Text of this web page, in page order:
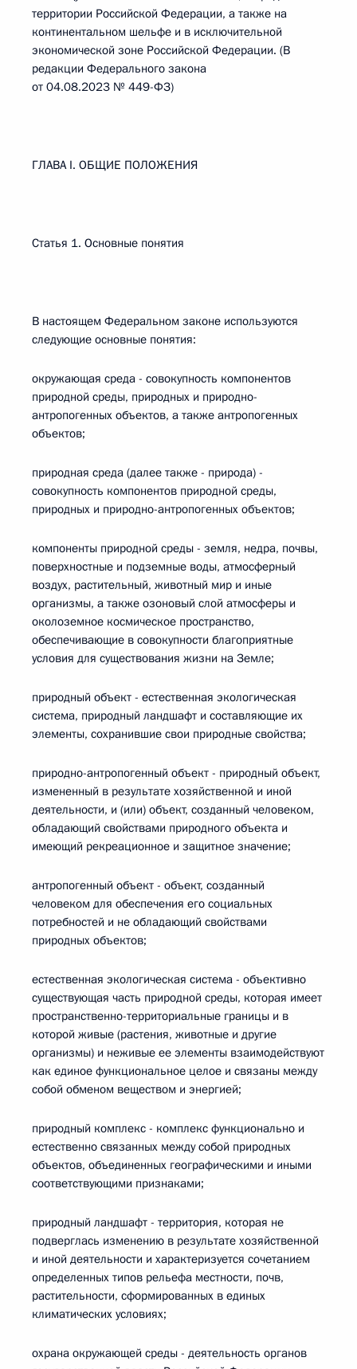
территории Российской Федерации, а также на
континентальном шельфе и в исключительной
экономической зоне Российской Федерации. (В
редакции Федерального закона
от 04.08.2023 № 449-ФЗ)
ГЛАВА I. ОБЩИЕ ПОЛОЖЕНИЯ
Статья 1. Основные понятия
В настоящем Федеральном законе используются
следующие основные понятия:
окружающая среда - совокупность компонентов
природной среды, природных и природно-
антропогенных объектов, а также антропогенных
объектов;
природная среда (далее также - природа) -
совокупность компонентов природной среды,
природных и природно-антропогенных объектов;
компоненты природной среды - земля, недра, почвы,
поверхностные и подземные воды, атмосферный
воздух, растительный, животный мир и иные
организмы, а также озоновый слой атмосферы и
околоземное космическое пространство,
обеспечивающие в совокупности благоприятные
условия для существования жизни на Земле;
природный объект - естественная экологическая
система, природный ландшафт и составляющие их
элементы, сохранившие свои природные свойства;
природно-антропогенный объект - природный объект,
измененный в результате хозяйственной и иной
деятельности, и (или) объект, созданный человеком,
обладающий свойствами природного объекта и
имеющий рекреационное и защитное значение;
антропогенный объект - объект, созданный
человеком для обеспечения его социальных
потребностей и не обладающий свойствами
природных объектов;
естественная экологическая система - объективно
существующая часть природной среды, которая имеет
пространственно-территориальные границы и в
которой живые (растения, животные и другие
организмы) и неживые ее элементы взаимодействуют
как единое функциональное целое и связаны между
собой обменом веществом и энергией;
природный комплекс - комплекс функционально и
естественно связанных между собой природных
объектов, объединенных географическими и иными
соответствующими признаками;
природный ландшафт - территория, которая не
подверглась изменению в результате хозяйственной
и иной деятельности и характеризуется сочетанием
определенных типов рельефа местности, почв,
растительности, сформированных в единых
климатических условиях;
охрана окружающей среды - деятельность органов